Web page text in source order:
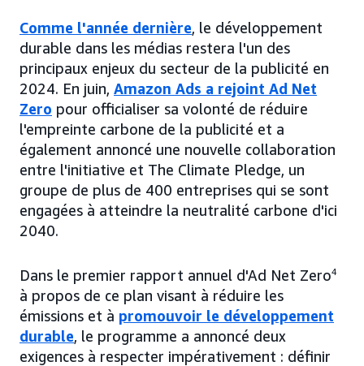
Comme l'année dernière, le développement
durable dans les médias restera l'un des
principaux enjeux du secteur de la publicité en
2024. En juin, Amazon Ads a rejoint Ad Net
Zero pour officialiser sa volonté de réduire
l'empreinte carbone de la publicité et a
également annoncé une nouvelle collaboration
entre l'initiative et The Climate Pledge, un
groupe de plus de 400 entreprises qui se sont
engagées à atteindre la neutralité carbone d'ici
2040.
Dans le premier rapport annuel d'Ad Net Zero4
à propos de ce plan visant à réduire les
émissions et à promouvoir le développement
durable, le programme a annoncé deux
exigences à respecter impérativement : définir